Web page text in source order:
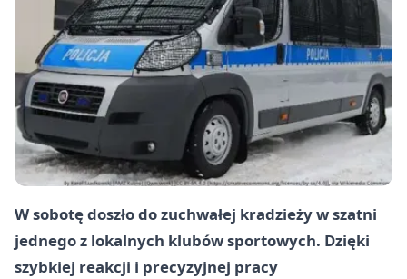
W sobotę doszło do zuchwałej kradzieży w szatni
jednego z lokalnych klubów sportowych. Dzięki
szybkiej reakcji i precyzyjnej pracy